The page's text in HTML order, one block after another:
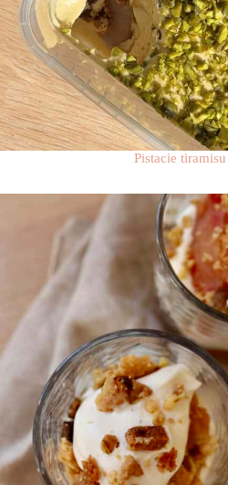
Pistacie tiramisu